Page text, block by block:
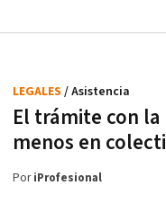
El trámite con la
menos en
LEGALES / Asistencia
PoriProfesional